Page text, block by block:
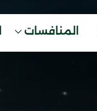
المنافسات